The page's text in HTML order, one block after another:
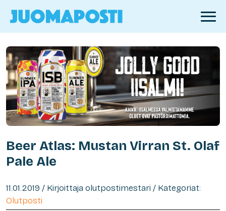
Beer Atlas: Mustan Virran St. Olaf
Pale Ale
11.01.2019 / Kirjoittaja olutpostimestari / Kategoriat:
Olutposti